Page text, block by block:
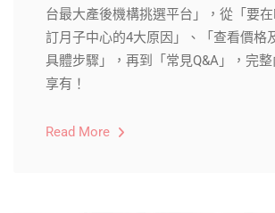
台最大產後機構挑選平台」，從「要
訂月子中心的4大原因」、「查看價格
具體步驟」，再到「常見Q&A」，完
享有！
Read More